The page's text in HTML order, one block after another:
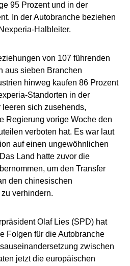
95 Prozent und in der
In der Autobranche beziehen
Halbleiter.
von 107 führenden
aus sieben Branchen
hinweg kaufen 86 Prozent
Standorten in der
sich zusehends,
Regierung vorige Woche den
verboten hat. Es war laut
auf einen ungewöhnlichen
Land hatte zuvor die
um den Transfer
den chinesischen
verhindern.
Olaf Lies (SPD) hat
Folgen für die Autobranche
zwischen
jetzt die europäischen